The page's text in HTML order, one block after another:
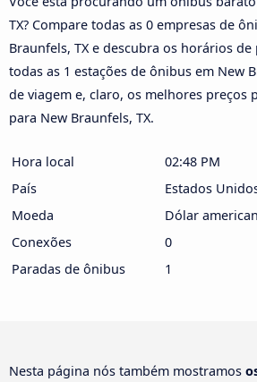
TX? Compare todas as 0 empresas de
Braunfels, TX e descubra os horários
todas as 1 estações de ônibus em New
de viagem e, claro, os melhores preços
para New Braunfels, TX.
Hora local
02:48 PM
País
Estados
Moeda
Dólar
Conexões
0
Paradas de ônibus
1
Nesta página nós também mostramos